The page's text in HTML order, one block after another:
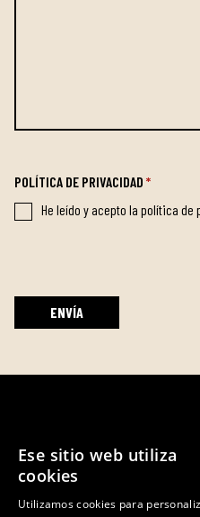
POLÍTICA DE PRIVACIDAD *
He leído y acepto la política de
Octubre Producciones nace
intención de aportar
Ese sitio web utiliza
cookies
Utilizamos cookies para